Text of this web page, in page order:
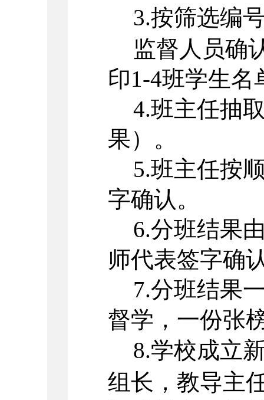
3.按筛选编
监督人员确
印1-4班学生名
4.班主任抽
果）。
5.班主任按
字确认。
6.分班结果
师代表签字确
7.分班结果
督学，一份张
8.学校成立
组长，教导主